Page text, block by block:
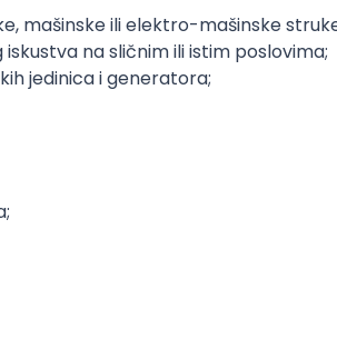
mašinske ili elektro-mašinske
na sličnim ili istim poslovima;
jedinica i generatora;